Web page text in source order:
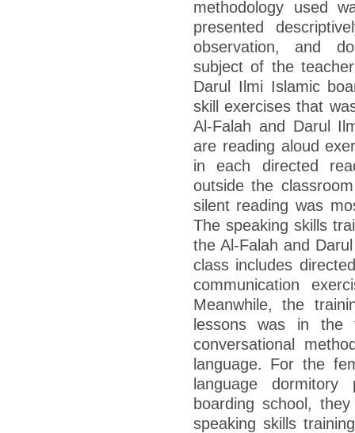
methodology used
presented
observation, and
subject of the
Darul Ilmi Islamic
skill exercises that
Al-Falah and Darul
are reading aloud
in each directed
outside the
silent reading was
The speaking skills
the Al-Falah and
class includes
communication
Meanwhile, the
lessons was in the
conversational
language. For the
language
boarding school,
speaking skills